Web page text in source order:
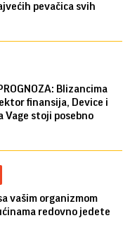
pevačica svih
Blizancima
finansija, Device i
Vage stoji posebno
vašim organizmom
redovno jedete